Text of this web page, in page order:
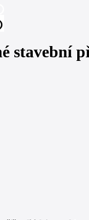
stavební